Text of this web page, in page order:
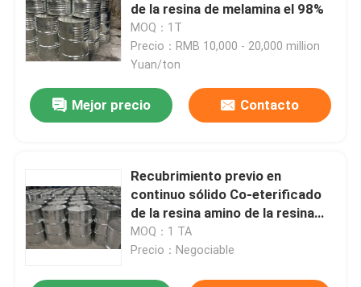
de la resina de melamina el 98%
MOQ：1T
Precio：RMB 10,000 - 20,000 million
Yuan/ton
Mejor precio Contacto
Recubrimiento previo en
continuo sólido Co-eterificado
de la resina amino de la resina
del formaldehído de la melamina
alto
MOQ：1 TA
Precio：Negociable